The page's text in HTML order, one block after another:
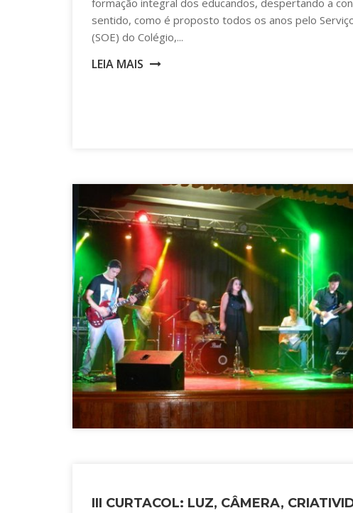
formação integral dos educandos, despertando a
sentido, como é proposto todos os anos pelo
(SOE) do Colégio,...
LEIA MAIS
III CURTACOL: LUZ, CÂMERA,